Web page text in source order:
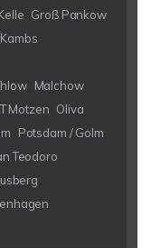
Groß Pankow
Kambs
Malchow
Motzen Oliva
Potsdam / Golm
Teodoro